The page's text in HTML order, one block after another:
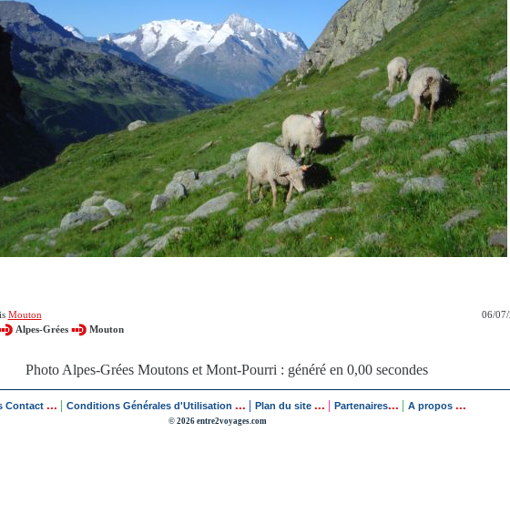
Mouton
06/
Alpes-Grées Mouton
Photo Alpes-Grées Moutons et Mont-Pourri : généré en 0,00 secondes
Contact ... Conditions Générales d'Utilisation ... Plan du site ... Partenaires... A propos ...
© 2026 entre2voyages.com